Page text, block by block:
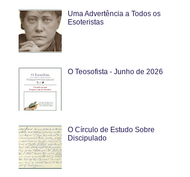
Uma Advertência a Todos os
Esoteristas
O Teosofista - Junho de 2026
O Círculo de Estudo Sobre
Discipulado